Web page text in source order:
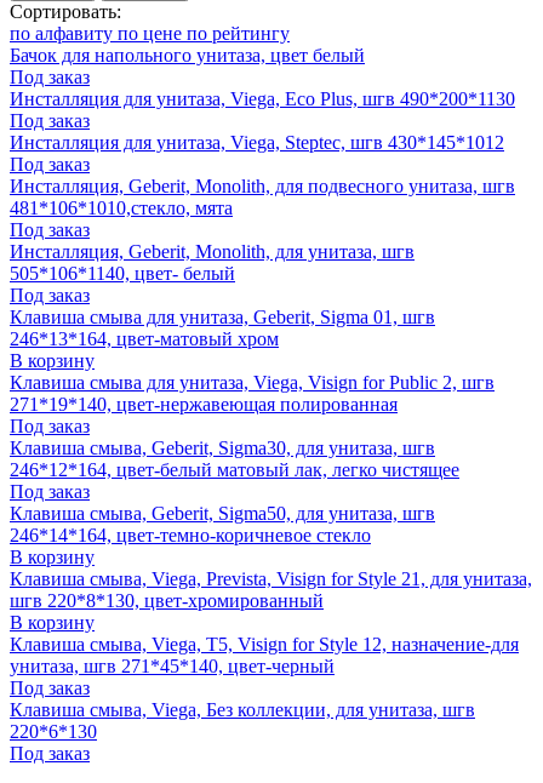
Сортировать:
по алфавиту по цене по рейтингу
Бачок для напольного унитаза, цвет белый
Под заказ
Инсталляция для унитаза, Viega, Eco Plus, шгв 490*200*1130
Под заказ
Инсталляция для унитаза, Viega, Steptec, шгв 430*145*1012
Под заказ
Инсталляция, Geberit, Monolith, для подвесного унитаза, шгв
481*106*1010,стекло, мята
Под заказ
Инсталляция, Geberit, Monolith, для унитаза, шгв
505*106*1140, цвет- белый
Под заказ
Клавиша смыва для унитаза, Geberit, Sigma 01, шгв
246*13*164, цвет-матовый хром
В корзину
Клавиша смыва для унитаза, Viega, Visign for Public 2, шгв
271*19*140, цвет-нержавеющая полированная
Под заказ
Клавиша смыва, Geberit, Sigma30, для унитаза, шгв
246*12*164, цвет-белый матовый лак, легко чистящее
Под заказ
Клавиша смыва, Geberit, Sigma50, для унитаза, шгв
246*14*164, цвет-темно-коричневое стекло
В корзину
Клавиша смыва, Viega, Prevista, Visign for Style 21, для унитаза,
шгв 220*8*130, цвет-хромированный
В корзину
Клавиша смыва, Viega, T5, Visign for Style 12, назначение-для
унитаза, шгв 271*45*140, цвет-черный
Под заказ
Клавиша смыва, Viega, Без коллекции, для унитаза, шгв
220*6*130
Под заказ